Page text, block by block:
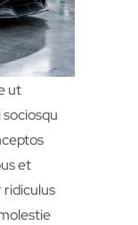
sed
lacus
nisl
ut
et